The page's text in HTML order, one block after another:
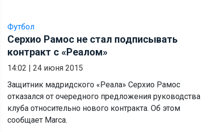
Футбол
Серхио Рамос не стал подписывать
контракт с «Реалом»
14:02 | 24 июня 2015
Защитник мадридского «Реала» Серхио Рамос
отказался от очередного предложения руководства
клуба относительно нового контракта. Об этом
сообщает Marca.